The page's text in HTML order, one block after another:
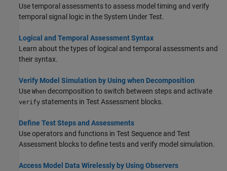
Use temporal assessments to assess model timing and verify
temporal signal logic in the System Under Test.
Logical and Temporal Assessment Syntax
Learn about the types of logical and temporal assessments and
their syntax.
Verify Model Simulation by Using when Decomposition
Use When decomposition to switch between steps and activate
verify statements in Test Assessment blocks.
Define Test Steps and Assessments
Use operators and functions in Test Sequence and Test
Assessment blocks to define tests and verify model simulation.
Access Model Data Wirelessly by Using Observers